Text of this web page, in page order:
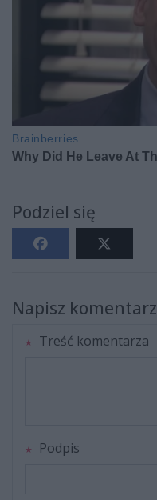
Podziel się
Napisz komentarz
Treść komentarza
Podpis